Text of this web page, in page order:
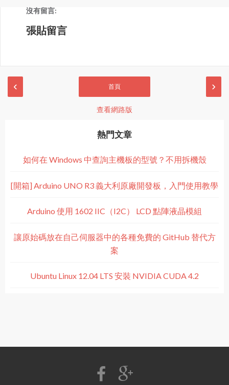
沒有留言:
張貼留言
‹ ›
首頁
查看網路版
熱門文章
如何在 Windows 中查詢主機板的型號？不用拆機殼
[開箱] Arduino UNO R3 義大利原廠開發板，入門使用教學
Arduino 使用 1602 IIC（I2C） LCD 點陣液晶模組
讓原始碼放在自己伺服器中的各種免費的 GitHub 替代方
案
Ubuntu Linux 12.04 LTS 安裝 NVIDIA CUDA 4.2